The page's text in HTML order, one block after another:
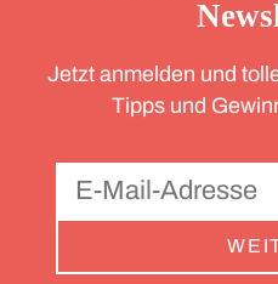
Jetzt anmelden und
Tipps und